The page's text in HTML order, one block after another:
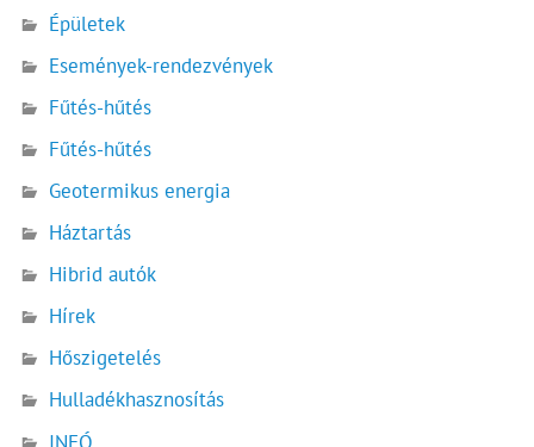
Épületek
Események-rendezvények
Fűtés-hűtés
Fűtés-hűtés
Geotermikus energia
Háztartás
Hibrid autók
Hírek
Hőszigetelés
Hulladékhasznosítás
INFÓ